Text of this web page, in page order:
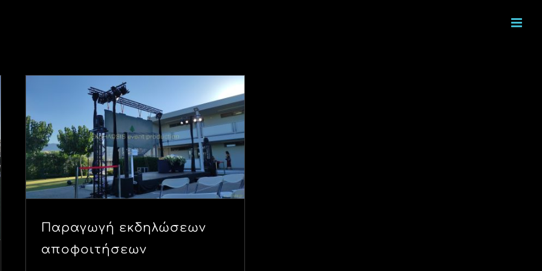
Παραγωγή εκδηλώσεων
αποφοιτήσεων
Παραγωγή εκδηλώσεων
αποφοιτήσεων